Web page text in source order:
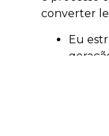
converter
Eu